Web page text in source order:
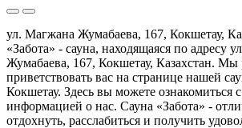
ул. Магжана Жумабаева, 167, Кокшетау,
«Забота» - сауна, находящаяся по адресу
Жумабаева, 167, Кокшетау, Казахстан. Мы
приветствовать вас на странице нашей
Кокшетау. Здесь вы можете ознакомиться
информацией о нас. Сауна «Забота» -
отдохнуть, расслабиться и получить